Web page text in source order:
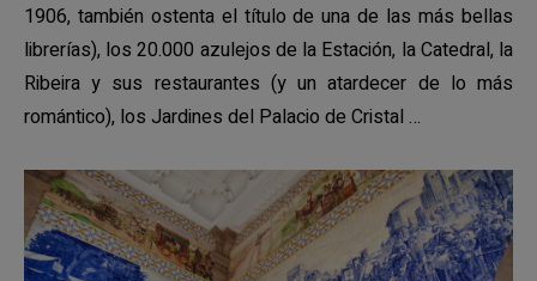
1906, también ostenta el título de una de las más bellas
librerías), los 20.000 azulejos de la Estación, la Catedral, la
Ribeira y sus restaurantes (y un atardecer de lo más
romántico), los Jardines del Palacio de Cristal …